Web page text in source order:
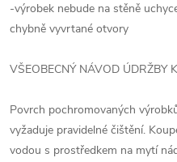
-výrobek nebude na stěně
chybně vyvrtané otvory
VŠEOBECNÝ NÁVOD ÚDRŽBY
Povrch pochromovaných
vyžaduje pravidelné čištění.
vodou s prostředkem na mytí